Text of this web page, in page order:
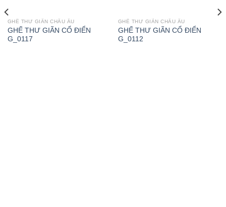
GHẾ THƯ GIÃN CHÂU ÂU
GHẾ THƯ GIÃN CỔ ĐIỂN
G_0117
GHẾ THƯ GIÃN CHÂU ÂU
GHẾ THƯ GIÃN CỔ ĐIỂN
G_0112